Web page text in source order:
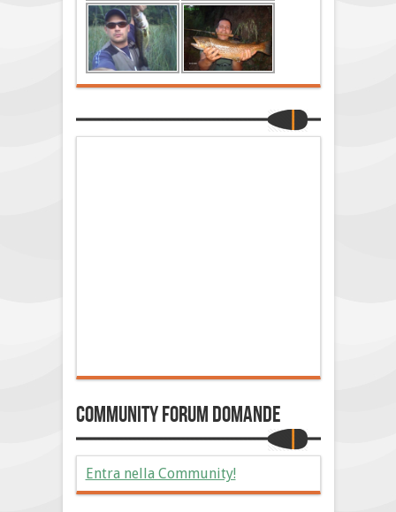
Community Forum Domande
Entra nella Community!